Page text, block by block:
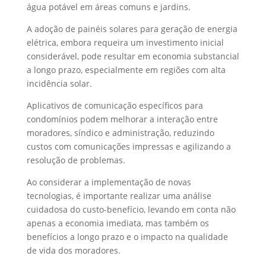
água potável em áreas comuns e jardins.
A adoção de painéis solares para geração de energia
elétrica, embora requeira um investimento inicial
considerável, pode resultar em economia substancial
a longo prazo, especialmente em regiões com alta
incidência solar.
Aplicativos de comunicação específicos para
condomínios podem melhorar a interação entre
moradores, síndico e administração, reduzindo
custos com comunicações impressas e agilizando a
resolução de problemas.
Ao considerar a implementação de novas
tecnologias, é importante realizar uma análise
cuidadosa do custo-benefício, levando em conta não
apenas a economia imediata, mas também os
benefícios a longo prazo e o impacto na qualidade
de vida dos moradores.